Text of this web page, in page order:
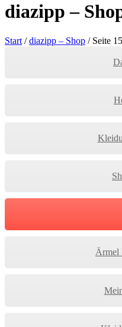
diazipp –
Start /diazipp – Shop / Seite 15
Ärmel